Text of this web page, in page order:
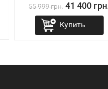
55 999 грн. 41 400
Купить